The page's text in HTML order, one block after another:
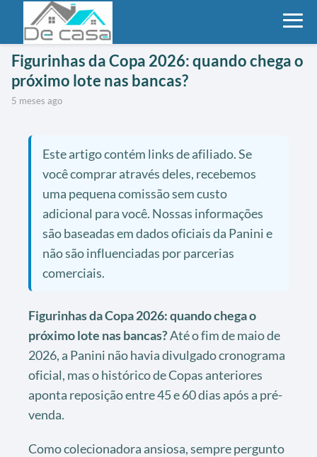
Figurinhas da Copa 2026: quando chega o
próximo lote nas bancas?
5 meses ago
Este artigo contém links de afiliado. Se
você comprar através deles, recebemos
uma pequena comissão sem custo
adicional para você. Nossas informações
são baseadas em dados oficiais da Panini e
não são influenciadas por parcerias
comerciais.
Figurinhas da Copa 2026: quando chega o
próximo lote nas bancas?Até o fim de maio de
2026, a Panini não havia divulgado cronograma
oficial, mas o histórico de Copas anteriores
aponta reposição entre 45 e 60 dias após a pré-
venda.
Como colecionadora ansiosa, sempre pergunto